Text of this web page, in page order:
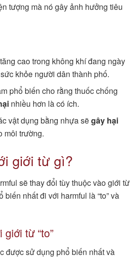
tượng mà nó gây ảnh hưởng tiêu
cao trong không khí đang ngày
khỏe người dân thành phố.
phổ biến cho rằng thuốc chống
nhiều hơn là có ích.
vật dụng bằng nhựa sẽgây hại
môi trường.
giới từ gì?
sẽ thay đổi tùy thuộc vào giới từ
nhất đi với harmful là “to” và
từ “to”
được sử dụng phổ biến nhất và